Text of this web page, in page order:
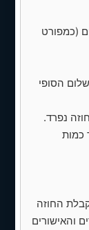
(כמפורט
הסופי
נפרד.
כמות
יום ממועד קבלת החוזה
והאישורים